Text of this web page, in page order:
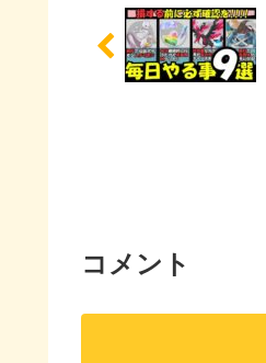
コメント